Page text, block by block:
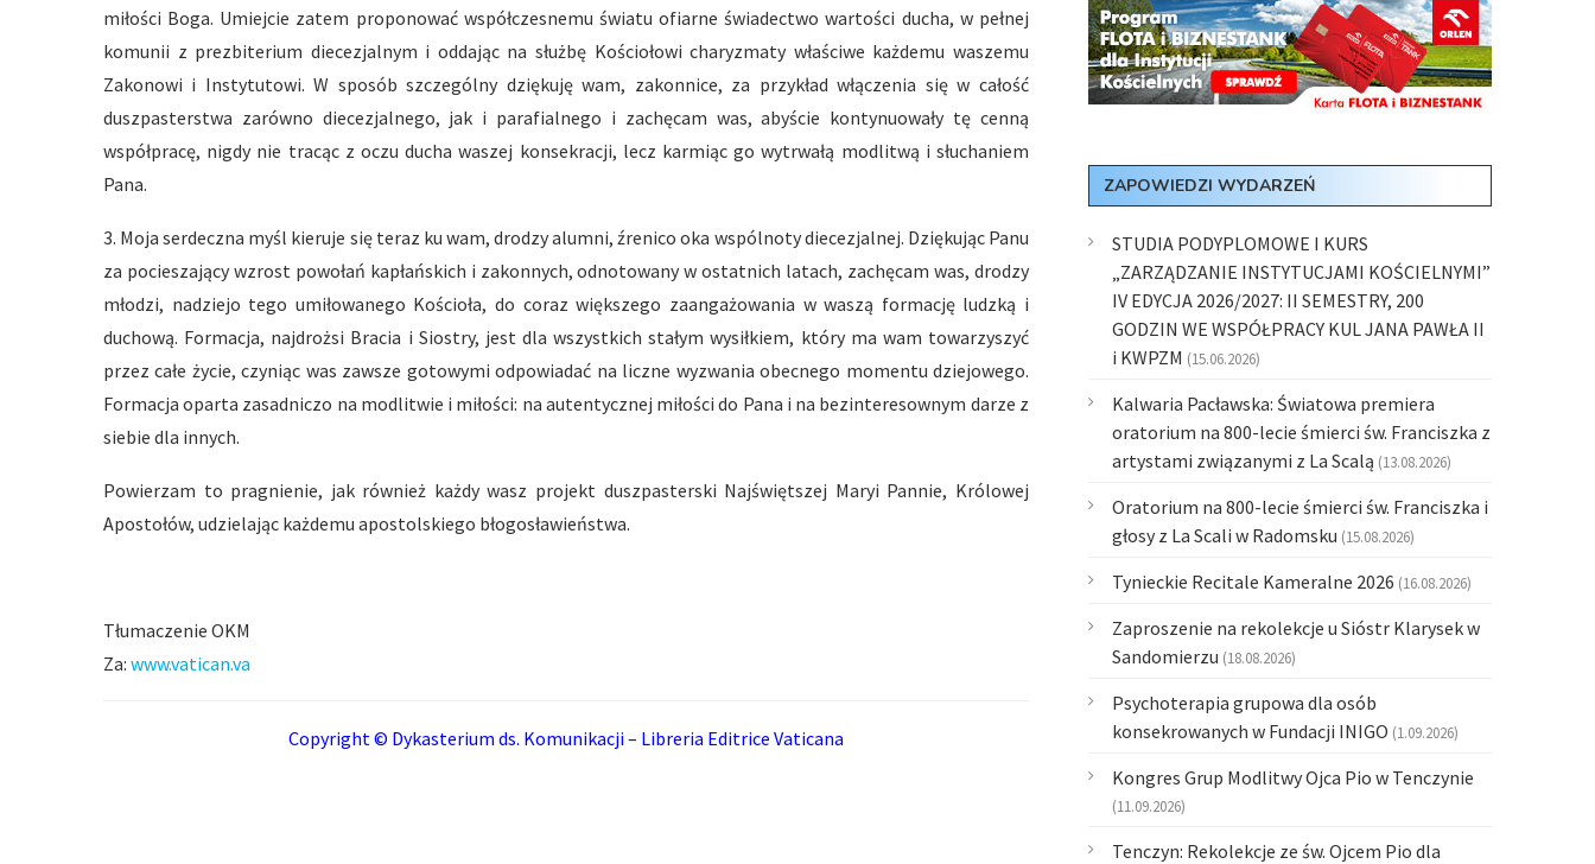
miłości Boga. Umiejcie zatem proponować współczesnemu światu ofiarne świadectwo wartości ducha, w pełnej
komunii z prezbiterium diecezjalnym i oddając na służbę Kościołowi charyzmaty właściwe każdemu waszemu
Zakonowi i Instytutowi. W sposób szczególny dziękuję wam, zakonnice, za przykład włączenia się w całość
duszpasterstwa zarówno diecezjalnego, jak i parafialnego i zachęcam was, abyście kontynuowały tę cenną
współpracę, nigdy nie tracąc z oczu ducha waszej konsekracji, lecz karmiąc go wytrwałą modlitwą i słuchaniem
Pana.
3. Moja serdeczna myśl kieruje się teraz ku wam, drodzy alumni, źrenico oka wspólnoty diecezjalnej. Dziękując Panu
za pocieszający wzrost powołań kapłańskich i zakonnych, odnotowany w ostatnich latach, zachęcam was, drodzy
młodzi, nadziejo tego umiłowanego Kościoła, do coraz większego zaangażowania w waszą formację ludzką i
duchową. Formacja, najdrożsi Bracia i Siostry, jest dla wszystkich stałym wysiłkiem, który ma wam towarzyszyć
przez całe życie, czyniąc was zawsze gotowymi odpowiadać na liczne wyzwania obecnego momentu dziejowego.
Formacja oparta zasadniczo na modlitwie i miłości: na autentycznej miłości do Pana i na bezinteresownym darze z
siebie dla innych.
Powierzam to pragnienie, jak również każdy wasz projekt duszpasterski Najświętszej Maryi Pannie, Królowej
Apostołów, udzielając każdemu apostolskiego błogosławieństwa.
Tłumaczenie OKM
Za: www.vatican.va
Copyright © Dykasterium ds. Komunikacji – Libreria Editrice Vaticana
ZAPOWIEDZI WYDARZEŃ
STUDIA PODYPLOMOWE I KURS
„ZARZĄDZANIE INSTYTUCJAMI KOŚCIELNYMI”
IV EDYCJA 2026/2027: II SEMESTRY, 200
GODZIN WE WSPÓŁPRACY KUL JANA PAWŁA II
i KWPZM (15.06.2026)
Kalwaria Pacławska: Światowa premiera
oratorium na 800-lecie śmierci św. Franciszka z
artystami związanymi z La Scalą (13.08.2026)
Oratorium na 800-lecie śmierci św. Franciszka i
głosy z La Scali w Radomsku (15.08.2026)
Tynieckie Recitale Kameralne 2026 (16.08.2026)
Zaproszenie na rekolekcje u Sióstr Klarysek w
Sandomierzu (18.08.2026)
Psychoterapia grupowa dla osób
konsekrowanych w Fundacji INIGO (1.09.2026)
Kongres Grup Modlitwy Ojca Pio w Tenczynie
(11.09.2026)
Tenczyn: Rekolekcje ze św. Ojcem Pio dla